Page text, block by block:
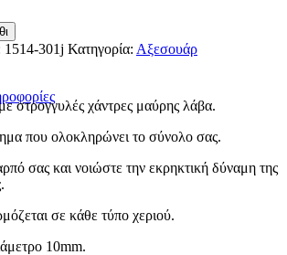
1514-301j Κατηγορία: Αξεσουάρ
στρογγυλές χάντρες μαύρης λάβα.
που ολοκληρώνει το σύνολο σας.
σας και νοιώστε την εκρηκτική δύναμη της
σε κάθε τύπο χεριού.
10mm.